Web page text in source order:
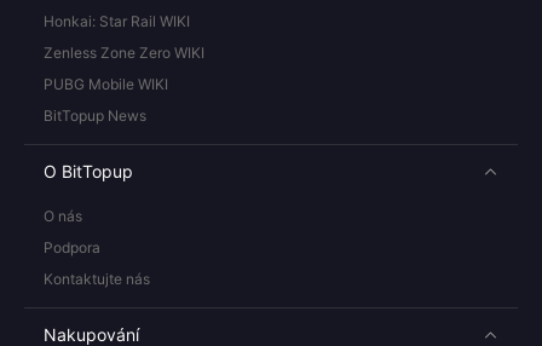
Honkai: Star Rail WIKI
Zenless Zone Zero WIKI
PUBG Mobile WIKI
BitTopup News
O BitTopup
O nás
Podpora
Kontaktujte nás
Nakupování